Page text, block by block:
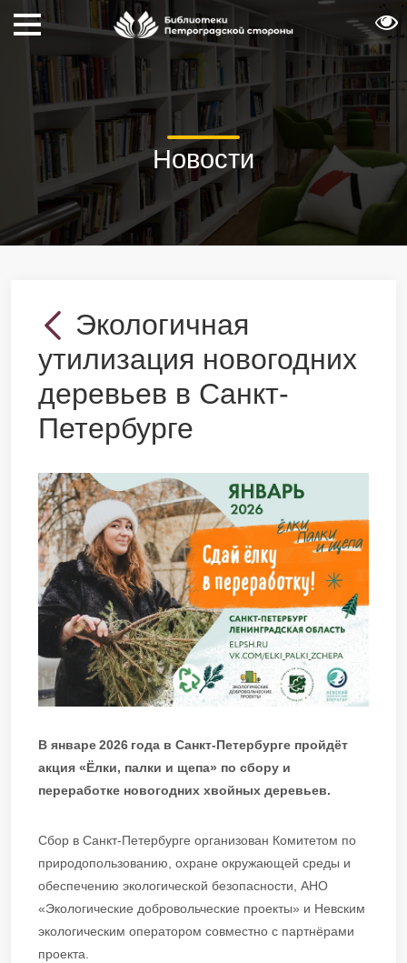
Новости
Экологичная
утилизация новогодних
деревьев в Санкт-
Петербурге
В январе 2026 года в Санкт-Петербурге пройдёт
акция «Ёлки, палки и щепа» по сбору и
переработке новогодних хвойных деревьев.
Сбор в Санкт-Петербурге организован Комитетом по
природопользованию, охране окружающей среды и
обеспечению экологической безопасности, АНО
«Экологические добровольческие проекты» и Невским
экологическим оператором совместно с партнёрами
проекта.